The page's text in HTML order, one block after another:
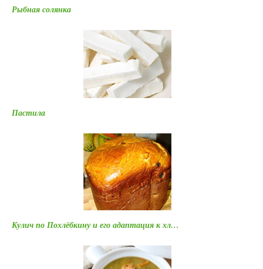
Рыбная солянка
Пастила
Кулич по Похлёбкину и его адаптация к хл…